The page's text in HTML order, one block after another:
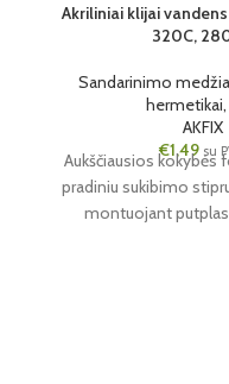
SOLD OUT
Akriliniai klijai
320C,
Sandarinimo
hermetikai,
AKFIX
€1,49 su
Aukščiausios kokybės
pradiniu sukibimo
montuojant